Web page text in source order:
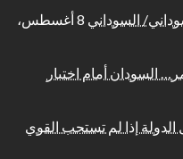
السوداني
8 أغسطس،
السودان أمام اختبار
الدولة إذا لم تستجب القوي